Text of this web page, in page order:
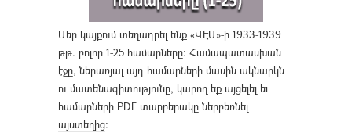
Մեր կայքում տեղադրել ենք «ՎԷՄ»-ի 1933-1939
թթ. բոլոր 1-25 համարները։ Համապատասխան
էջը, ներառյալ այդ համարների մասին ակնարկն
ու մատենագիտությունը, կարող եք այցելել եւ
համարների PDF տարբերակը ներբեռնել
այստեղից։